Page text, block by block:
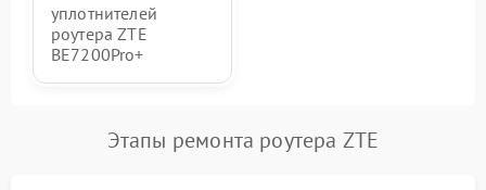
уплотнителей
роутера ZTE
BE7200Pro+
Этапы ремонта роутера ZTE